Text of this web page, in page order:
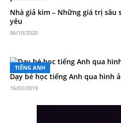
Nhà giả kim – Những giá trị sâu
yêu
06/10/2020
TIẾNG ANH
Dạy bé học tiếng Anh qua hình
16/03/2019